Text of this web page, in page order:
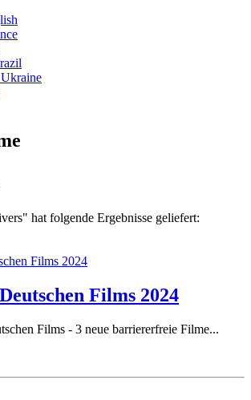
hat folgende Ergebnisse geliefert:
Films 2024
Films - 3 neue barriererfreie Filme...